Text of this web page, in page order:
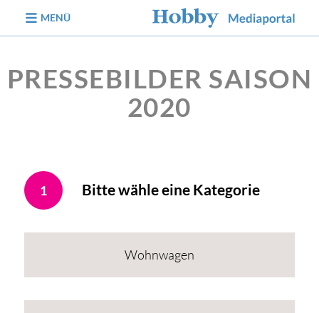
MENÜ
PRESSEBILDER SAISON
2020
1 Bitte wähle eine Kategorie
Wohnwagen